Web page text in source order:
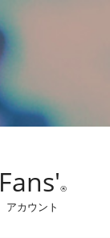
Fans'®
アカウント